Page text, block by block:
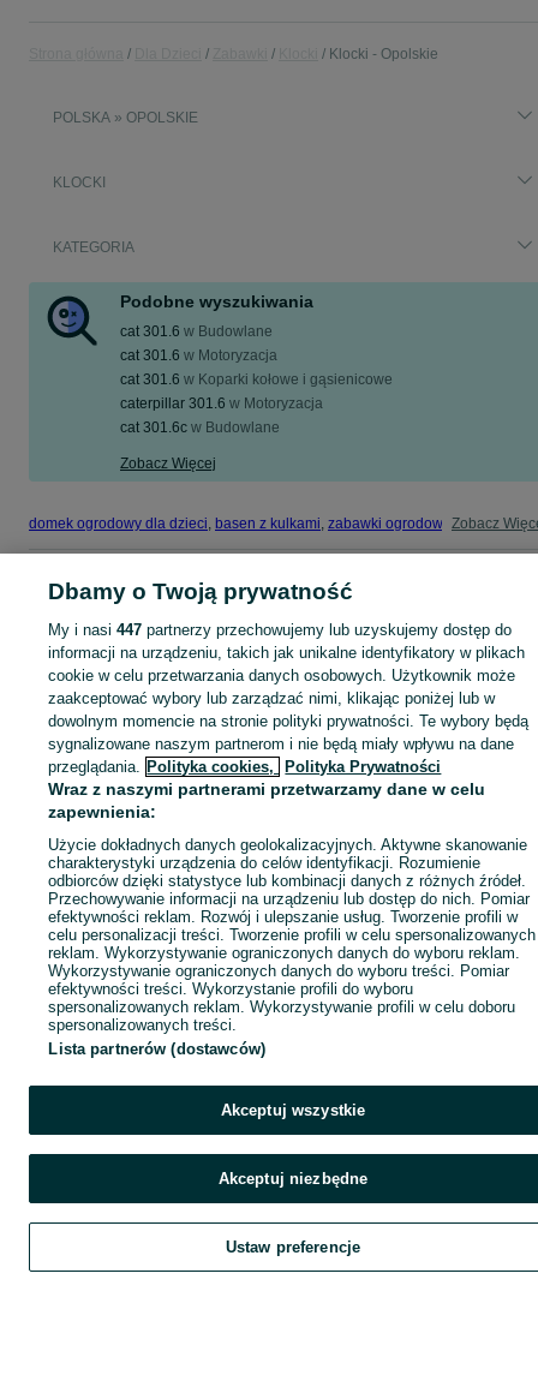
Klocki - Opolskie
POLSKA » OPOLSKIE
KLOCKI
KATEGORIA
Podobne wyszukiwania
cat 301.6 w Budowlane
cat 301.6 w Motoryzacja
cat 301.6 w Koparki kołowe i gąsienicowe
caterpillar 301.6 w Motoryzacja
cat 301.6c w Budowlane
Zobacz Więcej
domek ogrodowy dla dzieci, basen z kulkami, zabawki ogrodowe ,zabawki
Zobacz
Mapa kategorii
Mapa ministron
Popularne wyszukiwania
Szukaj Obserwujesz Dodaj Czat
Dbamy o Twoją prywatność
My i nasi447 partnerzy przechowujemy lub uzyskujemy dostęp do
informacji na urządzeniu, takich jak unikalne identyfikatory w plikach
cookie w celu przetwarzania danych osobowych. Użytkownik może
zaakceptować wybory lub zarządzać nimi, klikając poniżej lub w
dowolnym momencie na stronie polityki prywatności. Te wybory będą
sygnalizowane naszym partnerom i nie będą miały wpływu na dane
przeglądania. Polityka cookies, Polityka Prywatności
Wraz z naszymi partnerami przetwarzamy dane w celu
zapewnienia:
Użycie dokładnych danych geolokalizacyjnych. Aktywne skanowanie
charakterystyki urządzenia do celów identyfikacji. Rozumienie
odbiorców dzięki statystyce lub kombinacji danych z różnych źródeł.
Przechowywanie informacji na urządzeniu lub dostęp do nich. Pomiar
efektywności reklam. Rozwój i ulepszanie usług. Tworzenie profili w
celu personalizacji treści. Tworzenie profili w celu spersonalizowanych
reklam. Wykorzystywanie ograniczonych danych do wyboru reklam.
Wykorzystywanie ograniczonych danych do wyboru treści. Pomiar
efektywności treści. Wykorzystanie profili do wyboru
spersonalizowanych reklam. Wykorzystywanie profili w celu doboru
spersonalizowanych treści.
Lista partnerów (dostawców)
Akceptuj wszystkie
Akceptuj niezbędne
Ustaw preferencje